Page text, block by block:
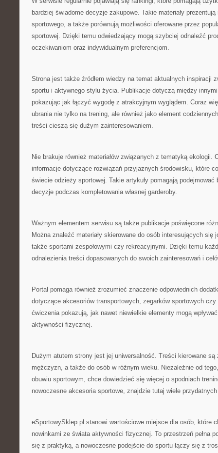
bardziej świadome decyzje zakupowe. Takie materiały
sportowego, a także porównują możliwości oferowane przez
sportowej. Dzięki temu odwiedzający mogą szybciej odnaleźć
oczekiwaniom oraz indywidualnym preferencjom.
Strona jest także źródłem wiedzy na temat aktualnych inspiracji
sportu i aktywnego stylu życia. Publikacje dotyczą między
pokazując jak łączyć wygodę z atrakcyjnym wyglądem. Coraz
ubrania nie tylko na trening, ale również jako element
treści cieszą się dużym zainteresowaniem.
Nie brakuje również materiałów związanych z tematyką ekologii.
informacje dotyczące rozwiązań przyjaznych środowisku, które
świecie odzieży sportowej. Takie artykuły pomagają podejmować
decyzje podczas kompletowania własnej garderoby.
Ważnym elementem serwisu są także publikacje poświęcone
Można znaleźć materiały skierowane do osób interesujących się
także sportami zespołowymi czy rekreacyjnymi. Dzięki temu
odnalezienia treści dopasowanych do swoich zainteresowań i
Portal pomaga również zrozumieć znaczenie odpowiednich
dotyczące akcesoriów transportowych, zegarków sportowych
ćwiczenia pokazują, jak nawet niewielkie elementy mogą
aktywności fizycznej.
Dużym atutem strony jest jej uniwersalność. Treści kierowane są
mężczyzn, a także do osób w różnym wieku. Niezależnie od
obuwiu sportowym, chce dowiedzieć się więcej o spodniach
nowoczesne akcesoria sportowe, znajdzie tutaj wiele
eSportowySklep.pl stanowi wartościowe miejsce dla osób, które
nowinkami ze świata aktywności fizycznej. To przestrzeń pełna
się z praktyką, a nowoczesne podejście do sportu łączy się z